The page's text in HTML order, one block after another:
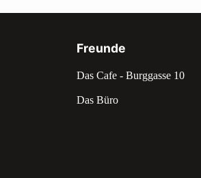
Freunde
Das Cafe - Burggasse 10
Das Büro